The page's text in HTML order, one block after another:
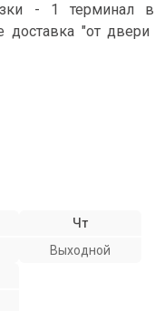
- 1 терминал
доставка "от двери
Чт
Выходной